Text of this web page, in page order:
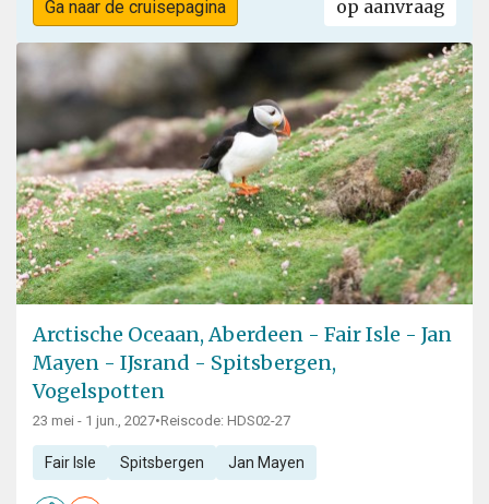
Ga naar de cruisepagina op aanvraag
Arctische Oceaan, Aberdeen - Fair Isle - Jan
Mayen - IJsrand - Spitsbergen,
Vogelspotten
23 mei - 1 jun., 2027•Reiscode: HDS02-27
Fair Isle Spitsbergen Jan Mayen